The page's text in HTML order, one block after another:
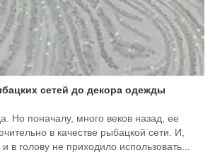
сетей до декора одежды
Но поначалу, много веков назад, ее
в качестве рыбацкой сети. И,
в голову не приходило использовать...